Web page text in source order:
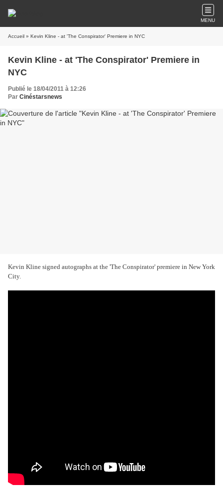
MENU
Accueil » Kevin Kline - at 'The Conspirator' Premiere in NYC
Kevin Kline - at 'The Conspirator' Premiere in
NYC
Publié le 18/04/2011 à 12:26
Par Cinéstarsnews
Kevin Kline signed autographs at the 'The Conspirator' premiere in New York
City.